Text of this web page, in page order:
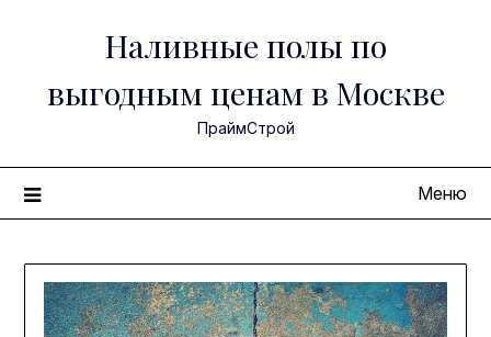
Наливные полы по
выгодным ценам в Москве
ПраймСтрой
Меню